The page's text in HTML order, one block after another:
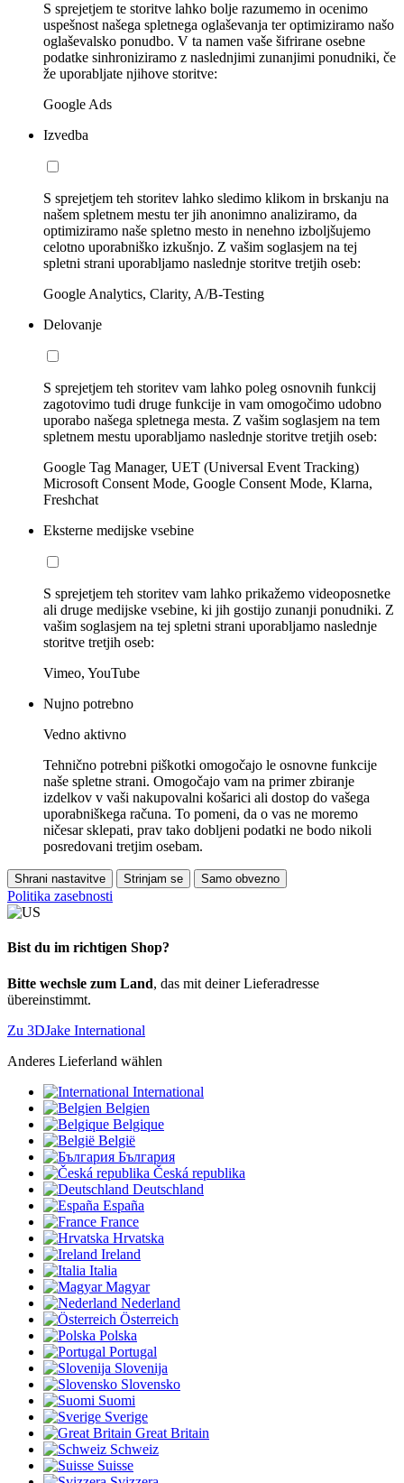
S sprejetjem te storitve lahko bolje razumemo in ocenimo
uspešnost našega spletnega oglaševanja ter optimiziramo našo
oglaševalsko ponudbo. V ta namen vaše šifrirane osebne
podatke sinhroniziramo z naslednjimi zunanjimi ponudniki, če
že uporabljate njihove storitve:
Google Ads
Izvedba
S sprejetjem teh storitev lahko sledimo klikom in brskanju na
našem spletnem mestu ter jih anonimno analiziramo, da
optimiziramo naše spletno mesto in nenehno izboljšujemo
celotno uporabniško izkušnjo. Z vašim soglasjem na tej
spletni strani uporabljamo naslednje storitve tretjih oseb:
Google Analytics, Clarity, A/B-Testing
Delovanje
S sprejetjem teh storitev vam lahko poleg osnovnih funkcij
zagotovimo tudi druge funkcije in vam omogočimo udobno
uporabo našega spletnega mesta. Z vašim soglasjem na tem
spletnem mestu uporabljamo naslednje storitve tretjih oseb:
Google Tag Manager, UET (Universal Event Tracking)
Microsoft Consent Mode, Google Consent Mode, Klarna,
Freshchat
Eksterne medijske vsebine
S sprejetjem teh storitev vam lahko prikažemo videoposnetke
ali druge medijske vsebine, ki jih gostijo zunanji ponudniki. Z
vašim soglasjem na tej spletni strani uporabljamo naslednje
storitve tretjih oseb:
Vimeo, YouTube
Nujno potrebno
Vedno aktivno
Tehnično potrebni piškotki omogočajo le osnovne funkcije
naše spletne strani. Omogočajo vam na primer zbiranje
izdelkov v vaši nakupovalni košarici ali dostop do vašega
uporabniškega računa. To pomeni, da o vas ne moremo
ničesar sklepati, prav tako dobljeni podatki ne bodo nikoli
posredovani tretjim osebam.
Shrani nastavitve Strinjam se Samo obvezno
Politika zasebnosti
Bist du im richtigen Shop?
Bitte wechsle zum Land, das mit deiner Lieferadresse
übereinstimmt.
Zu 3DJake International
Anderes Lieferland wählen
International
Belgien
Belgique
België
България
Česká republika
Deutschland
España
France
Hrvatska
Ireland
Italia
Magyar
Nederland
Österreich
Polska
Portugal
Slovenija
Slovensko
Suomi
Sverige
Great Britain
Schweiz
Suisse